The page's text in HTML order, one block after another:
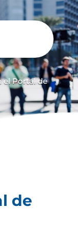
el Portal de
de